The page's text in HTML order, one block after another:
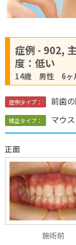
症例 - 902,
度：低い
14歳 男性 6ヶ
症例タイプ： 前歯
矯正タイプ： マウ
正面
施術前